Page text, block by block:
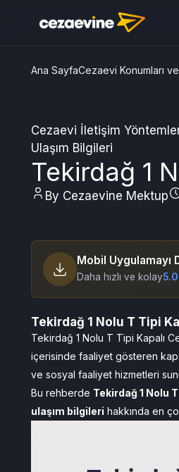
Ana SayfaCezaevi Konumları
Cezaevi İletişim
Ulaşım Bilgileri
Tekirdağ 1
By Cezaevine Mektup
Mobil Uygulamayı
Daha hızlı ve kolay5.0
Tekirdağ 1 Nolu T Tipi
Tekirdağ 1 Nolu T Tipi Kapalı
içerisinde faaliyet gösteren
ve sosyal faaliyet hizmetleri
Bu rehberde Tekirdağ 1 Nolu
ulaşım bilgileri hakkında en